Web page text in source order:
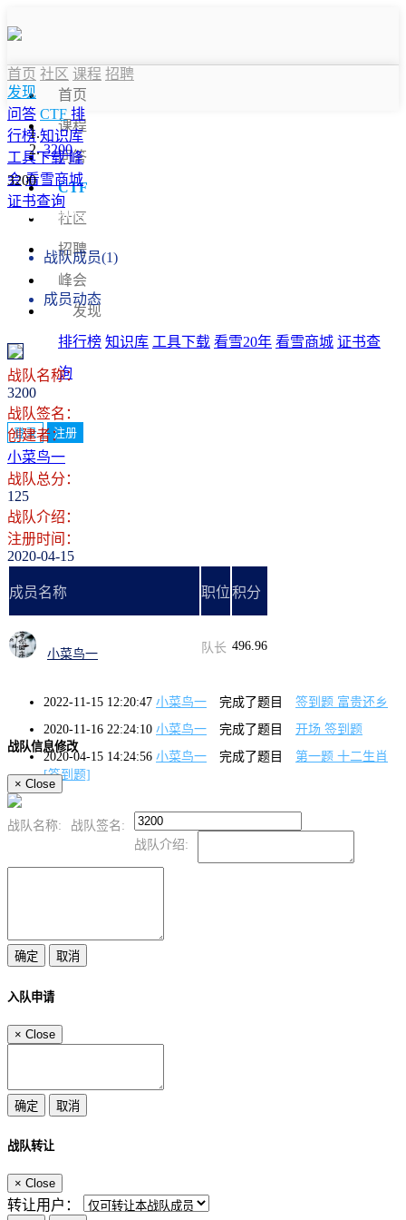
首页
课程
问答
CTF
社区
招聘
峰会
发现
排行榜 知识库 工具下载 看雪20年 看雪商城 证书查
询
登录 注册
首页 社区 课程 招聘
发现
问答 CTF 排
行榜 知识库
工具下载 峰
会 看雪商城
证书查询
3200
3200
战队信息
战队成员(1)
成员动态
战队名称：
3200
战队签名：
创建者：
小菜鸟一
战队总分：
125
战队介绍：
注册时间：
2020-04-15
成员名称 职位积分
小菜鸟一 队长 496.96
2022-11-15 12:20:47 小菜鸟一 完成了题目
签到题 富贵还乡
2020-11-16 22:24:10 小菜鸟一 完成了题目
开场 签到题
2020-04-15 14:24:56 小菜鸟一 完成了题目
第一题 十二生肖
[签到题]
战队信息修改
× Close
战队名称:
战队签名:
战队介绍:
入队申请
× Close
战队转让
× Close
转让用户：